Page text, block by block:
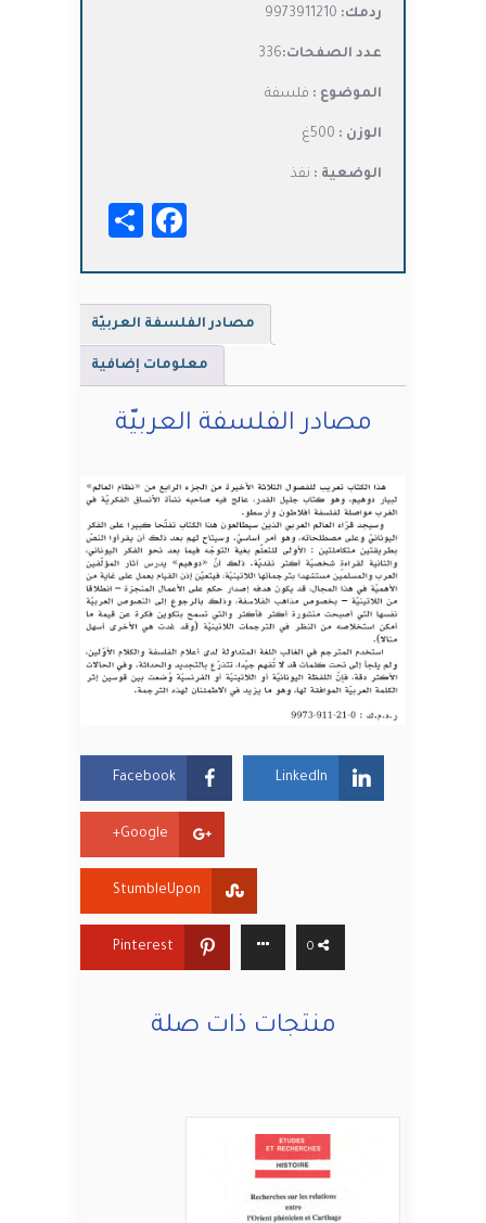
ردمك:
عدد الصفحات:336
الموضوع : فلسفة
الوزن :
الوضعية : نفذ
Facebook
مصادر الفلسفة العربيّة
معلومات إضافية
مصادر الفلسفة العربيّة
Facebook LinkedIn
Google+
StumbleUpon
Pinterest 0
منتجات ذات صلة